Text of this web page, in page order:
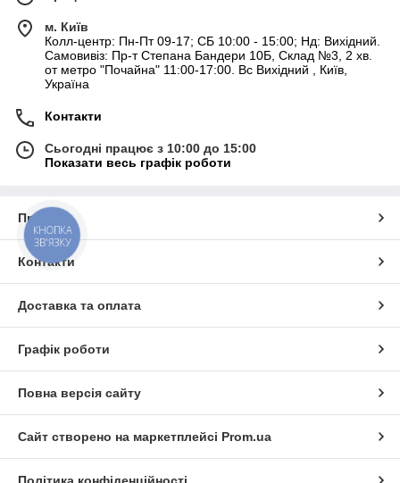
м. Київ
Колл-центр: Пн-Пт 09-17; СБ 10:00 - 15:00; Нд: Вихідний.
Самовивіз: Пр-т Степана Бандери 10Б, Склад №3, 2 хв.
от метро "Почайна" 11:00-17:00. Вс Вихідний , Київ,
Україна
Контакти
Сьогодні працює з 10:00 до 15:00
Показати весь графік роботи
Про нас
Контакти
Доставка та оплата
Графік роботи
Повна версія сайту
Сайт створено на маркетплейсі Prom.ua
Політика конфіденційності
КНОПКА
ЗВ'ЯЗКУ